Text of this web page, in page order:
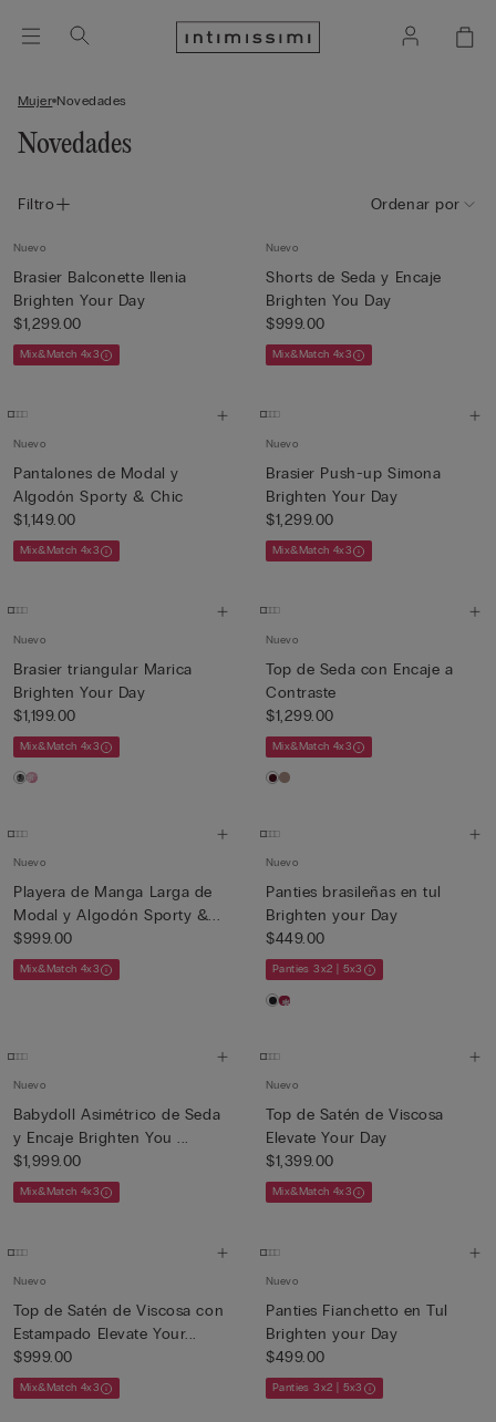
Mujer Novedades
Novedades
Filtro Ordenar por
Nuevo
Brasier Balconette Ilenia
Brighten Your Day
$1,299.00
Mix&Match 4x3
Nuevo
Shorts de Seda y Encaje
Brighten You Day
$999.00
Mix&Match 4x3
Nuevo
Pantalones de Modal y
Algodón Sporty & Chic
$1,149.00
Mix&Match 4x3
Nuevo
Brasier Push-up Simona
Brighten Your Day
$1,299.00
Mix&Match 4x3
Nuevo
Brasier triangular Marica
Brighten Your Day
$1,199.00
Mix&Match 4x3
Nuevo
Top de Seda con Encaje a
Contraste
$1,299.00
Mix&Match 4x3
Nuevo
Playera de Manga Larga de
Modal y Algodón Sporty &...
$999.00
Mix&Match 4x3
Nuevo
Panties brasileñas en tul
Brighten your Day
$449.00
Panties 3x2 | 5x3
Nuevo
Babydoll Asimétrico de Seda
y Encaje Brighten You ...
$1,999.00
Mix&Match 4x3
Nuevo
Top de Satén de Viscosa
Elevate Your Day
$1,399.00
Mix&Match 4x3
Nuevo
Top de Satén de Viscosa con
Estampado Elevate Your...
$999.00
Mix&Match 4x3
Nuevo
Panties Fianchetto en Tul
Brighten your Day
$499.00
Panties 3x2 | 5x3